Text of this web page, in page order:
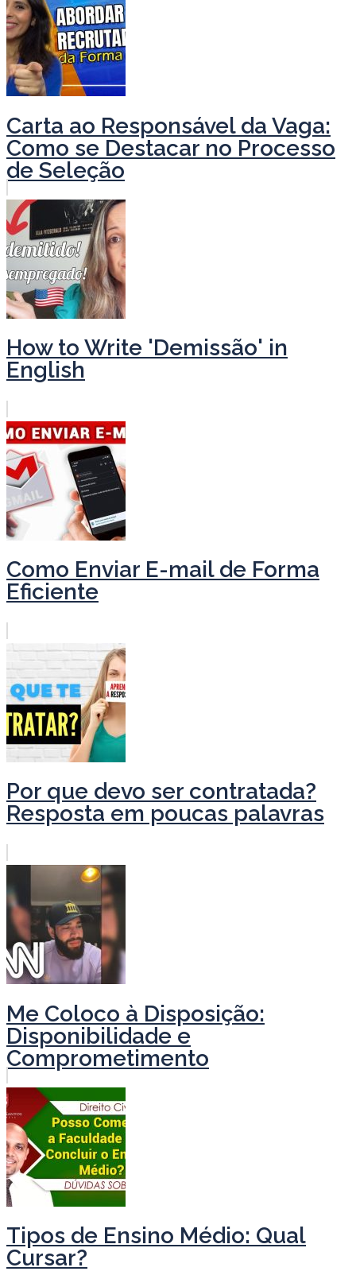
Carta ao Responsável da Vaga:
Como se Destacar no Processo
de Seleção
How to Write 'Demissão' in
English
Como Enviar E-mail de Forma
Eficiente
Por que devo ser contratada?
Resposta em poucas palavras
Me Coloco à Disposição:
Disponibilidade e
Comprometimento
Tipos de Ensino Médio: Qual
Cursar?